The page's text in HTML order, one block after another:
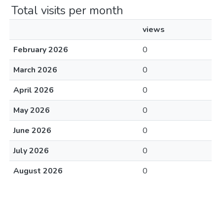
Total visits per month
views
February 2026
0
March 2026
0
April 2026
0
May 2026
0
June 2026
0
July 2026
0
August 2026
0